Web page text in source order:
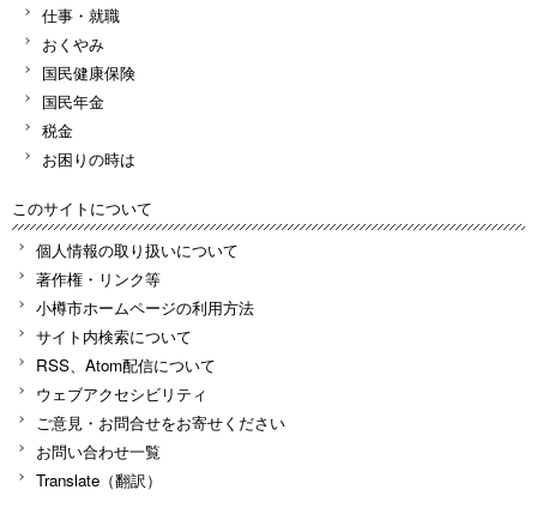
仕事・就職
おくやみ
国民健康保険
国民年金
税金
お困りの時は
このサイトについて
個人情報の取り扱いについて
著作権・リンク等
小樽市ホームページの利用方法
サイト内検索について
RSS、Atom配信について
ウェブアクセシビリティ
ご意見・お問合せをお寄せください
お問い合わせ一覧
Translate（翻訳）